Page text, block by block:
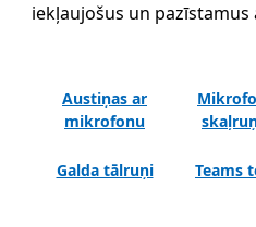
iekļaujošus un
Austiņas ar
mikrofonu
Galda tālruņi Teams